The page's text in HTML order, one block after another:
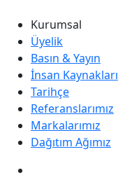
Kurumsal
Üyelik
Basın & Yayın
İnsan Kaynakları
Tarihçe
Referanslarımız
Markalarımız
Dağıtım Ağımız